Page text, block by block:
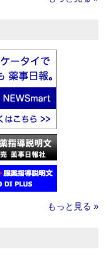
もっと見る »